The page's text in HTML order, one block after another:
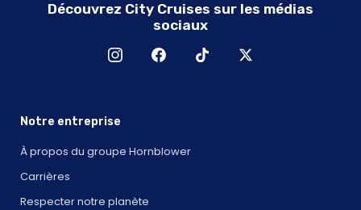
Découvrez City Cruises sur les médias
sociaux
Notre entreprise
À propos du groupe Hornblower
Carrières
Respecter notre planète